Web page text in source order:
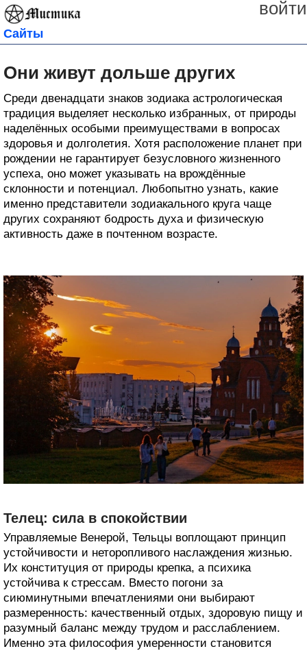
войти
Сайты
Они живут дольше других
Среди двенадцати знаков зодиака астрологическая
традиция выделяет несколько избранных, от природы
наделённых особыми преимуществами в вопросах
здоровья и долголетия. Хотя расположение планет при
рождении не гарантирует безусловного жизненного
успеха, оно может указывать на врождённые
склонности и потенциал. Любопытно узнать, какие
именно представители зодиакального круга чаще
других сохраняют бодрость духа и физическую
активность даже в почтенном возрасте.
Телец: сила в спокойствии
Управляемые Венерой, Тельцы воплощают принцип
устойчивости и неторопливого наслаждения жизнью.
Их конституция от природы крепка, а психика
устойчива к стрессам. Вместо погони за
сиюминутными впечатлениями они выбирают
размеренность: качественный отдых, здоровую пищу и
разумный баланс между трудом и расслаблением.
Именно эта философия умеренности становится